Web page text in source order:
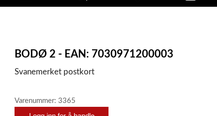
BODØ 2 - EAN: 7030971200003
Svanemerket postkort
Varenummer: 3365